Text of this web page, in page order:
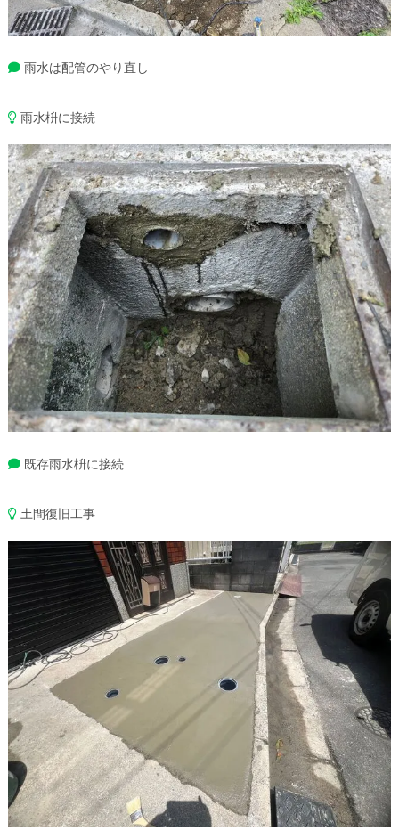
雨水は配管のやり直し
雨水枡に接続
既存雨水枡に接続
土間復旧工事